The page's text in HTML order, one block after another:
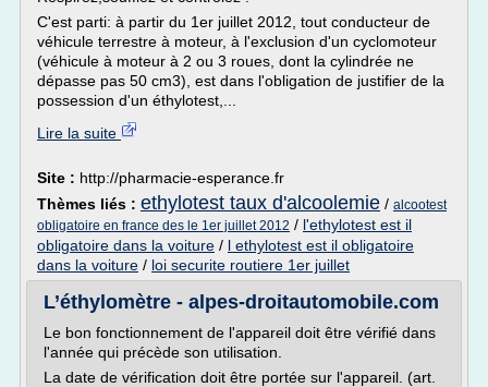
C'est parti: à partir du 1er juillet 2012, tout conducteur de
véhicule terrestre à moteur, à l'exclusion d'un cyclomoteur
(véhicule à moteur à 2 ou 3 roues, dont la cylindrée ne
dépasse pas 50 cm3), est dans l'obligation de justifier de la
possession d'un éthylotest,...
Lire la suite
Site : http://pharmacie-esperance.fr
Thèmes liés : ethylotest taux d'alcoolemie / alcootest
obligatoire en france des le 1er juillet 2012 / l'ethylotest est il
obligatoire dans la voiture / l ethylotest est il obligatoire
dans la voiture / loi securite routiere 1er juillet
L’éthylomètre - alpes-droitautomobile.com
Le bon fonctionnement de l'appareil doit être vérifié dans
l'année qui précède son utilisation.
La date de vérification doit être portée sur l'appareil. (art.